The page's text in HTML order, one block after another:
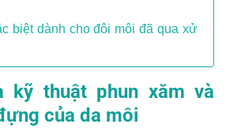
biệt dành cho đôi môi đã qua xử
kỹ thuật phun xăm và
của da môi